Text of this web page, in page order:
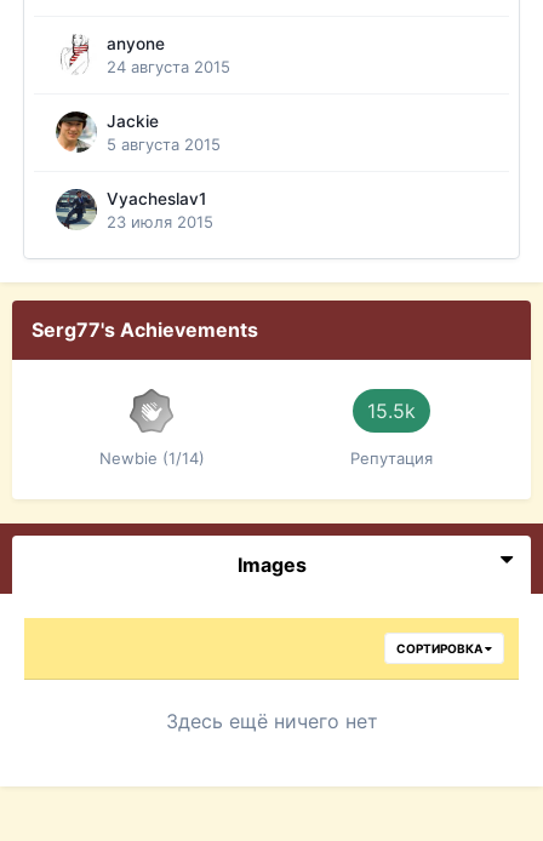
anyone
24 августа 2015
Jackie
5 августа 2015
Vyacheslav1
23 июля 2015
Serg77's Achievements
Newbie (1/14)
15.5k
Репутация
Images
СОРТИРОВКА
Здесь ещё ничего нет